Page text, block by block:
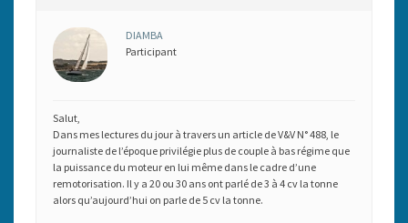
DIAMBA
Participant
Salut,
Dans mes lectures du jour à travers un article de V&V N° 488, le
journaliste de l’époque privilégie plus de couple à bas régime que
la puissance du moteur en lui même dans le cadre d’une
remotorisation. Il y a 20 ou 30 ans ont parlé de 3 à 4 cv la tonne
alors qu’aujourd’hui on parle de 5 cv la tonne.